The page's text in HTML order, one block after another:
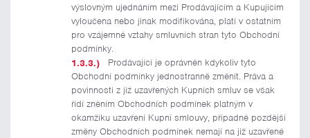
výslovným ujednáním mezi Prodávajícím a Kupujícím
vyloučena nebo jinak modifikována, platí v ostatním
pro vzájemné vztahy smluvních stran tyto Obchodní
podmínky.
Prodávající je oprávněn kdykoliv tyto
Obchodní podmínky jednostranně změnit. Práva a
povinnosti z již uzavřených Kupních smluv se však
řídí zněním Obchodních podmínek platným v
okamžiku uzavření Kupní smlouvy, případné pozdější
změny Obchodních podmínek nemají na již uzavřené